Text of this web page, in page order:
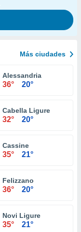
Más ciudades
Alessandria
36° 20°
Cabella Ligure
32° 20°
Cassine
35° 21°
Felizzano
36° 20°
Novi Ligure
35° 21°